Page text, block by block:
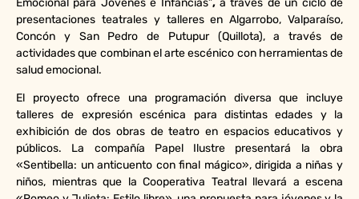
Emocional para Jóvenes e Infancias”,a través de un ciclo de
presentaciones teatrales y talleres en Algarrobo, Valparaíso,
Concón y San Pedro de Putupur (Quillota), a través de
actividades que combinan el arte escénico con herramientas de
salud emocional.
El proyecto ofrece una programación diversa que incluye
talleres de expresión escénica para distintas edades y la
exhibición de dos obras de teatro en espacios educativos y
públicos. La compañía Papel Ilustre presentará la obra
«Sentibella: un anticuento con final mágico», dirigida a niñas y
niños, mientras que la Cooperativa Teatral llevará a escena